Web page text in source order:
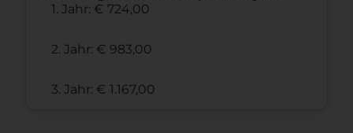
1. Jahr: € 724,00
2. Jahr: € 983,00
3. Jahr: € 1.167,00